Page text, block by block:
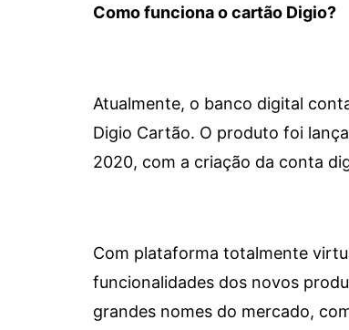
Como funciona o cartão Digio?
Atualmente, o banco digital
Digio Cartão. O produto foi
2020, com a criação da conta
Com plataforma totalmente
funcionalidades dos novos
grandes nomes do mercado,